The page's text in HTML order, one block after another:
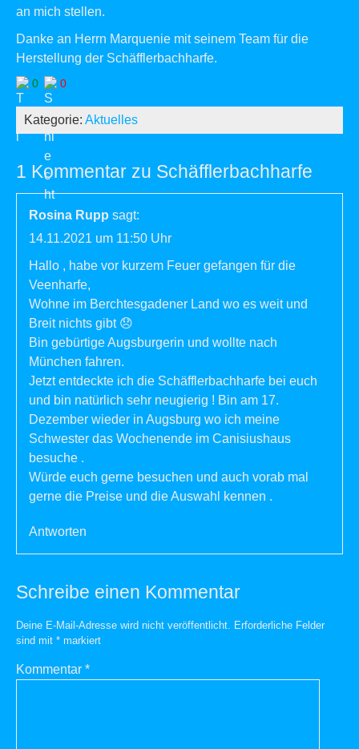
an mich stellen.
Danke an Herrn Marquenie mit seinem Team für die
Herstellung der Schäfflerbachharfe.
0 0
Kategorie: Aktuelles
1 Kommentar zu Schäfflerbachharfe
Rosina Rupp sagt:
14.11.2021 um 11:50 Uhr
Hallo , habe vor kurzem Feuer gefangen für die
Veenharfe,
Wohne im Berchtesgadener Land wo es weit und
Breit nichts gibt 😞
Bin gebürtige Augsburgerin und wollte nach
München fahren.
Jetzt entdeckte ich die Schäfflerbachharfe bei euch
und bin natürlich sehr neugierig ! Bin am 17.
Dezember wieder in Augsburg wo ich meine
Schwester das Wochenende im Canisiushaus
besuche .
Würde euch gerne besuchen und auch vorab mal
gerne die Preise und die Auswahl kennen .
Antworten
Schreibe einen Kommentar
Deine E-Mail-Adresse wird nicht veröffentlicht. Erforderliche Felder
sind mit * markiert
Kommentar *